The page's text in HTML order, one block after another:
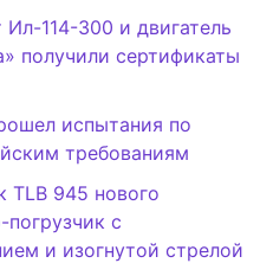
114-300 и двигатель
получили сертификаты
испытания по
требованиям
TLB 945 нового
погрузчик с
и изогнутой стрелой